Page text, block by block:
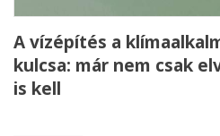
A vízépítés a
kulcsa: már nem csak
is kell